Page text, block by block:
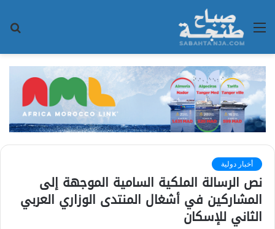
القائمة
أخبار دولية
نص الرسالة الملكية السامية الموجهة إلى
المشاركين في أشغال المنتدى الوزاري العربي
الثاني للإسكان